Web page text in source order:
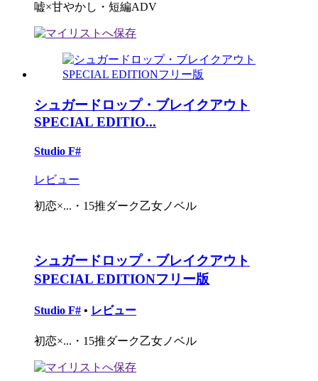
嘘×甘やかし・短編ADV
シュガードロップ・ブレイクアウト
SPECIAL EDITIO...
Studio F#
レビュー
初恋×...・15推ダーク乙女ノベル
シュガードロップ・ブレイクアウト
SPECIAL EDITIONフリー版
Studio F# • レビュー
初恋×...・15推ダーク乙女ノベル